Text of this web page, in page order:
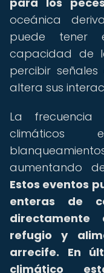
oceánica
puede tener
capacidad de
percibir
altera sus
La
climáticos
aumentando
Estos eventos
enteras de
refugio y
arrecife.
En
climático